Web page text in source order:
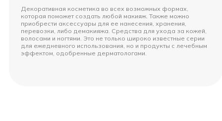
Декоративная косметика во всех возможных формах,
которая поможет создать любой макияж. Также можно
приобрести аксессуары для ее нанесения, хранения,
перевозки, либо демакияжа. Средства для ухода за кожей,
волосами и ногтями. Это не только широко известные серии
для ежедневного использования, но и продукты с лечебным
эффектом, одобренные дерматологами.